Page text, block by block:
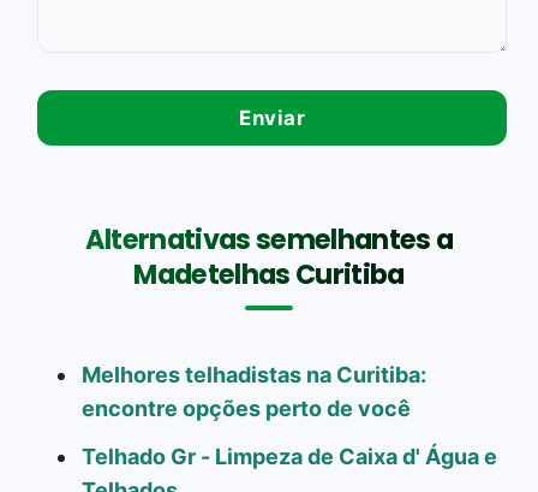
Alternativas semelhantes a
Madetelhas Curitiba
Melhores telhadistas na Curitiba:
encontre opções perto de você
Telhado Gr - Limpeza de Caixa d' Água e